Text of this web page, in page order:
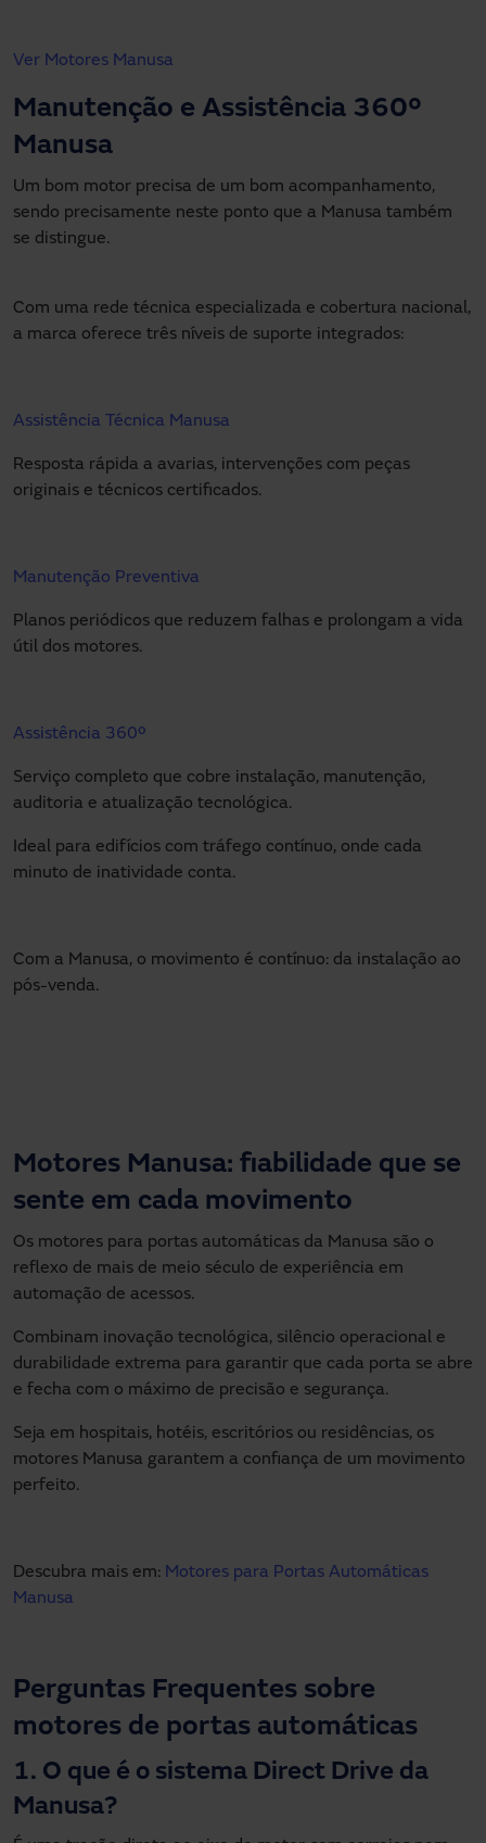
Ver Motores Manusa
Manutenção e Assistência 360º
Manusa
Um bom motor precisa de um bom acompanhamento,
sendo precisamente neste ponto que a Manusa também
se distingue.
Com uma rede técnica especializada e cobertura nacional,
a marca oferece três níveis de suporte integrados:
Assistência Técnica Manusa
Resposta rápida a avarias, intervenções com peças
originais e técnicos certificados.
Manutenção Preventiva
Planos periódicos que reduzem falhas e prolongam a vida
útil dos motores.
Assistência 360º
Serviço completo que cobre instalação, manutenção,
auditoria e atualização tecnológica.
Ideal para edifícios com tráfego contínuo, onde cada
minuto de inatividade conta.
Com a Manusa, o movimento é contínuo: da instalação ao
pós-venda.
Motores Manusa: fiabilidade que se
sente em cada movimento
Os motores para portas automáticas da Manusa são o
reflexo de mais de meio século de experiência em
automação de acessos.
Combinam inovação tecnológica, silêncio operacional e
durabilidade extrema para garantir que cada porta se abre
e fecha com o máximo de precisão e segurança.
Seja em hospitais, hotéis, escritórios ou residências, os
motores Manusa garantem a confiança de um movimento
perfeito.
Descubra mais em: Motores para Portas Automáticas
Manusa
Perguntas Frequentes sobre
motores de portas automáticas
1. O que é o sistema Direct Drive da
Manusa?